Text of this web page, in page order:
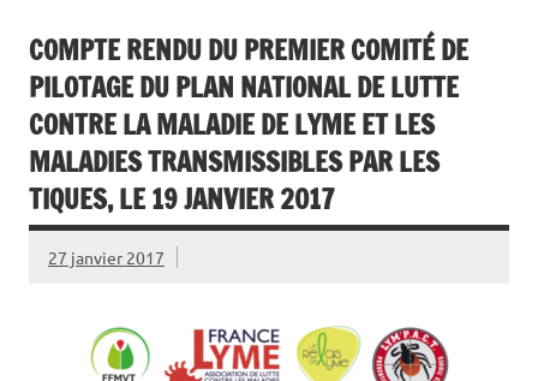
COMPTE RENDU DU PREMIER COMITÉ DE
PILOTAGE DU PLAN NATIONAL DE LUTTE
CONTRE LA MALADIE DE LYME ET LES
MALADIES TRANSMISSIBLES PAR LES
TIQUES, LE 19 JANVIER 2017
27 janvier 2017